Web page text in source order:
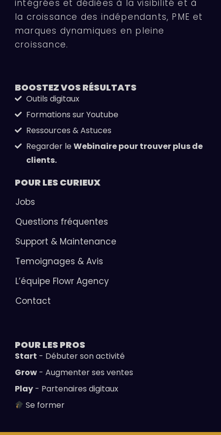
digital 360 proposant des solutions
intégrées et dédiées à la visibilité et à
la croissance des indépendants, PME et
marques dynamiques en pleine
POUR LES
Jobs
Questions fréquentes
Support & Maintenance
Temoignages & Avis
L’équipe Flowr Agency
POUR LESPROS
Start - Débuter son activité
Grow- Augmenter ses ventes
Play- Partenaires digitaux
BOOSTEZ VOS
Outils digitaux
Formations sur Youtube
Ressources & Astuces
Regarder le
clients.